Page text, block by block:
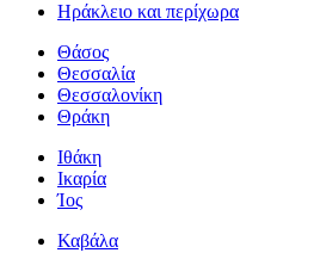
Ηράκλειο και περίχωρα
Θάσος
Θεσσαλία
Θεσσαλονίκη
Θράκη
Ιθάκη
Ικαρία
Ίος
Καβάλα